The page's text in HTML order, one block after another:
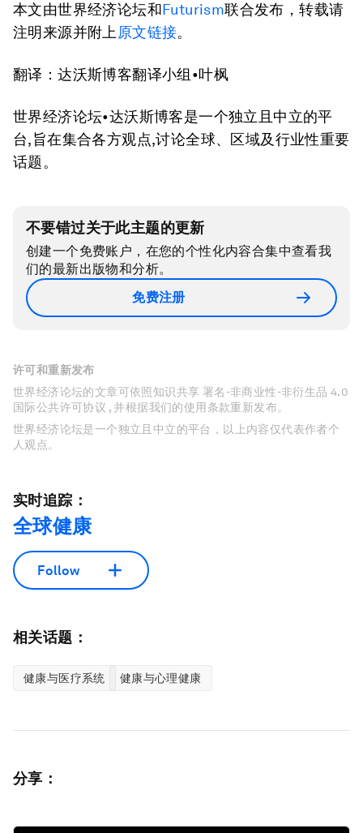
本文由世界经济论坛和Futurism联合发布，转载请
注明来源并附上 原文链接。
翻译：达沃斯博客翻译小组•叶枫
世界经济论坛•达沃斯博客是一个独立且中立的平
台,旨在集合各方观点,讨论全球、区域及行业性重要
话题。
不要错过关于此主题的更新
创建一个免费账户，在您的个性化内容合集中查看我
们的最新出版物和分析。
免费注册
许可和重新发布
世界经济论坛的文章可依照知识共享 署名-非商业性-非衍生品 4.0
国际公共许可协议 , 并根据我们的使用条款重新发布。
世界经济论坛是一个独立且中立的平台，以上内容仅代表作者个
人观点。
实时追踪：
全球健康
Follow
相关话题：
健康与医疗系统 健康与心理健康
分享：